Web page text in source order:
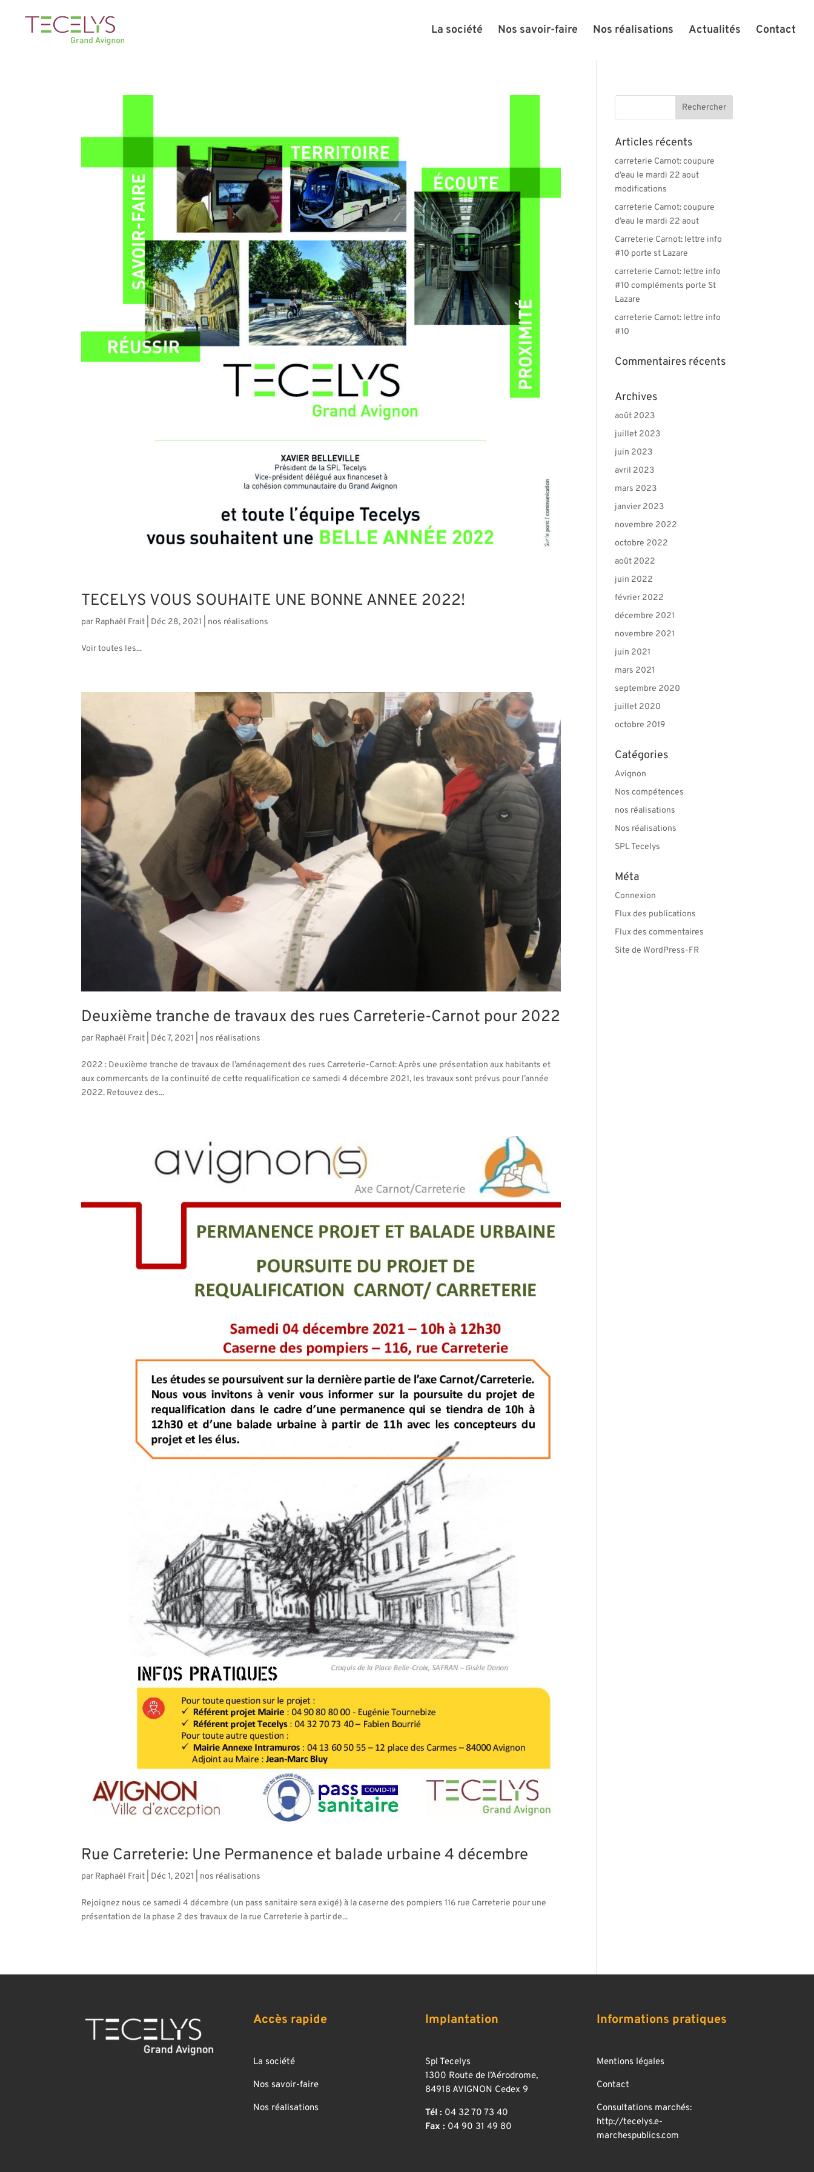
La société Nos savoir-faire Nos réalisations Actualités Contact
TECELYS VOUS SOUHAITE UNE BONNE ANNEE 2022!
par Raphaël Frait Déc 28, 2021 nos réalisations
Voir toutes les...
Deuxième tranche de travaux des rues Carreterie-Carnot pour 2022
par Raphaël Frait Déc 7, 2021 nos réalisations
2022 : Deuxième tranche de travaux de l’aménagement des rues Carreterie-Carnot: Après une présentation aux habitants et
aux commercants de la continuité de cette requalification ce samedi 4 décembre 2021, les travaux sont prévus pour l’année
2022. Retouvez des...
Rue Carreterie: Une Permanence et balade urbaine 4 décembre
par Raphaël Frait Déc 1, 2021 nos réalisations
Rejoignez nous ce samedi 4 décembre (un pass sanitaire sera exigé) à la caserne des pompiers 116 rue Carreterie pour une
présentation de la phase 2 des travaux de la rue Carreterie à partir de...
Articles récents
carreterie Carnot: coupure
d’eau le mardi 22 aout
modifications
carreterie Carnot: coupure
d’eau le mardi 22 aout
Carreterie Carnot: lettre info
#10 porte st Lazare
carreterie Carnot: lettre info
#10 compléments porte St
Lazare
carreterie Carnot: lettre info
#10
Commentaires récents
Archives
août 2023
juillet 2023
juin 2023
avril 2023
mars 2023
janvier 2023
novembre 2022
octobre 2022
août 2022
juin 2022
février 2022
décembre 2021
novembre 2021
juin 2021
mars 2021
septembre 2020
juillet 2020
octobre 2019
Catégories
Avignon
Nos compétences
nos réalisations
Nos réalisations
SPL Tecelys
Méta
Connexion
Flux des publications
Flux des commentaires
Site de WordPress-FR
Accès rapide
La société
Nos savoir-faire
Nos réalisations
Implantation
Spl Tecelys
1300 Route de l’Aérodrome,
84918 AVIGNON Cedex 9
Tél : 04 32 70 73 40
Fax : 04 90 31 49 80
Informations pratiques
Mentions légales
Contact
Consultations marchés:
http://tecelys.e-
marchespublics.com